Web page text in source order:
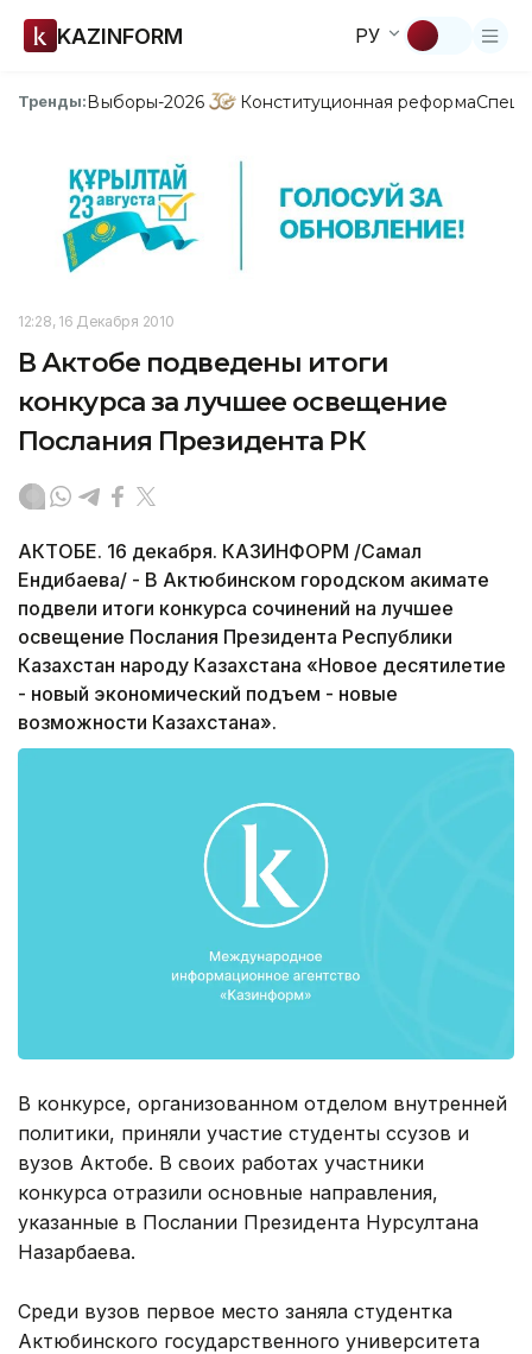
KAZINFORM РУ
Тренды:Выборы-2026 Конституционная реформа
12:28, 16 Декабря 2010
В Актобе подведены итоги
конкурса за лучшее освещение
Послания Президента РК
АКТОБЕ. 16 декабря. КАЗИНФОРМ /Самал
Ендибаева/ - В Актюбинском городском акимате
подвели итоги конкурса сочинений на лучшее
освещение Послания Президента Республики
Казахстан народу Казахстана «Новое десятилетие
- новый экономический подъем - новые
возможности Казахстана».
В конкурсе, организованном отделом внутренней
политики, приняли участие студенты ссузов и
вузов Актобе. В своих работах участники
конкурса отразили основные направления,
указанные в Послании Президента Нурсултана
Назарбаева.
Среди вузов первое место заняла студентка
Актюбинского государственного университета